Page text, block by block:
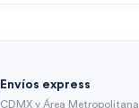
Envíos express
CDMX y Área Metropolitana